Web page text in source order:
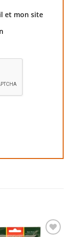
et mon site